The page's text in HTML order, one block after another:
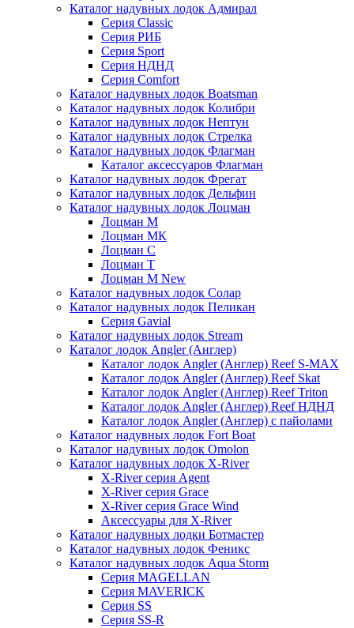
Каталог надувных лодок Адмирал
Серия Classic
Серия РИБ
Серия Sport
Серия НДНД
Серия Comfort
Каталог надувных лодок Boatsman
Каталог надувных лодок Колибри
Каталог надувных лодок Нептун
Каталог надувных лодок Стрелка
Каталог надувных лодок Флагман
Каталог аксессуаров Флагман
Каталог надувных лодок Фрегат
Каталог надувных лодок Дельфин
Каталог надувных лодок Лоцман
Лоцман М
Лоцман МК
Лоцман С
Лоцман Т
Лоцман М New
Каталог надувных лодок Солар
Каталог надувных лодок Пеликан
Серия Gavial
Каталог надувных лодок Stream
Каталог лодок Angler (Англер)
Каталог лодок Angler (Англер) Reef S-MAX
Каталог лодок Angler (Англер) Reef Skat
Каталог лодок Angler (Англер) Reef Triton
Каталог лодок Angler (Англер) Reef НДНД
Каталог лодок Angler (Англер) с пайолами
Каталог надувных лодок Fort Boat
Каталог надувных лодок Omolon
Каталог надувных лодок X-River
X-River серия Agent
X-River серия Grace
X-River серия Grace Wind
Аксессуары для X-River
Каталог надувных лодки Ботмастер
Каталог надувных лодок Феникc
Каталог надувных лодок Aqua Storm
Серия MAGELLAN
Серия MAVERICK
Серия SS
Серия SS-R